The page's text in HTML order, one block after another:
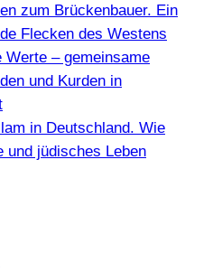
zum Brückenbauer. Ein
Flecken des Westens
Werte – gemeinsame
und Kurden in
in Deutschland. Wie
und jüdisches Leben